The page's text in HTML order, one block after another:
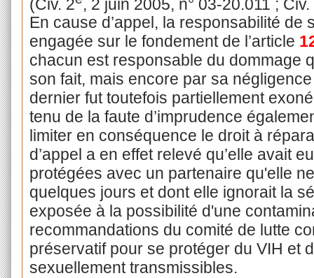
(Civ. 2 , 2 juin 2005, n° 03-20.011 ; Civ.
En cause d’appel, la responsabilité de
engagée sur le fondement de l’article
chacun est responsable du dommage
son fait, mais encore par sa
dernier fut toutefois partiellement
tenu de la faute d’imprudence
limiter en conséquence le droit à
d’appel a en effet relevé qu’elle avait
protégées avec un partenaire qu'elle
quelques jours et dont elle ignorait la
exposée à la possibilité d'une
recommandations du comité de lutte
préservatif pour se protéger du VIH et
sexuellement transmissibles.